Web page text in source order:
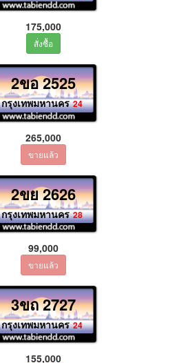
175,000
2ขอ 2525
กรุงเทพมหานคร 24
265,000
2ขย 2626
กรุงเทพมหานคร 28
99,000
3ขถ 2727
กรุงเทพมหานคร 24
155,000